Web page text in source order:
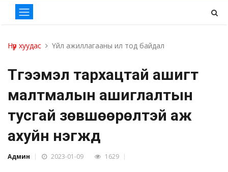
Нүүр хуудас Үйл ажиллагааны ил тод байдал
Түгээмэл тархацтай ашигт
малтмалын ашиглалтын
тусгай зөвшөөрөлтэй аж
ахуйн нэгжүүд
Админ 2023-01-09 1629